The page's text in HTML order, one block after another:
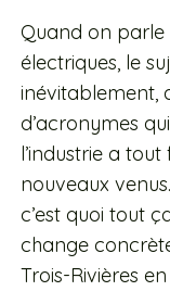
Quand on parle
électriques, le
inévitablement,
d’acronymes
l’industrie a
nouveaux
c’est quoi tout
change
Trois-Rivières